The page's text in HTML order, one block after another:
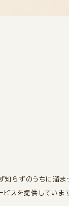
らずのうちに溜ま
スを提供しています